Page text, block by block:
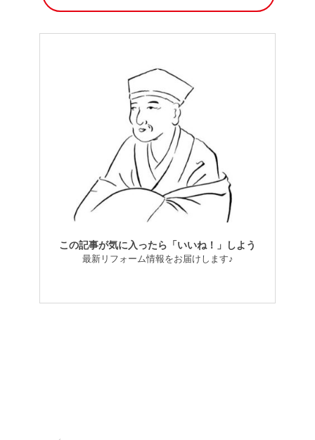
この記事が気に入ったら「いいね！」しよう
最新リフォーム情報をお届けします♪